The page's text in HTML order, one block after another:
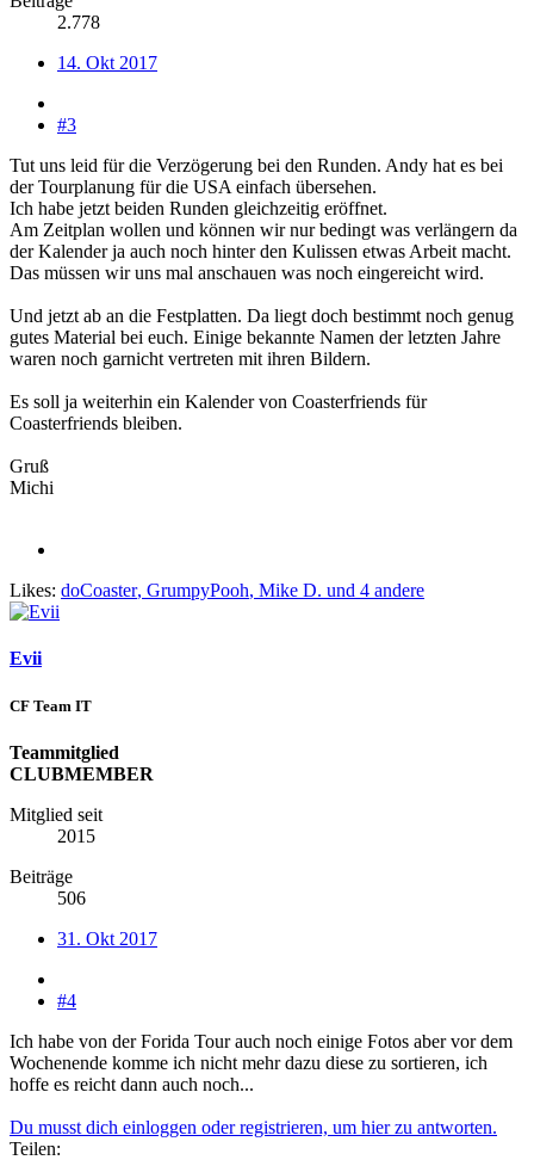
2.778
14. Okt 2017
#3
Tut uns leid für die Verzögerung bei den Runden. Andy hat es bei
der Tourplanung für die USA einfach übersehen.
Ich habe jetzt beiden Runden gleichzeitig eröffnet.
Am Zeitplan wollen und können wir nur bedingt was verlängern da
der Kalender ja auch noch hinter den Kulissen etwas Arbeit macht.
Das müssen wir uns mal anschauen was noch eingereicht wird.
Und jetzt ab an die Festplatten. Da liegt doch bestimmt noch genug
gutes Material bei euch. Einige bekannte Namen der letzten Jahre
waren noch garnicht vertreten mit ihren Bildern.
Es soll ja weiterhin ein Kalender von Coasterfriends für
Coasterfriends bleiben.
Gruß
Michi
Likes: doCoaster, GrumpyPooh, Mike D. und 4 andere
Evii
CF Team IT
Teammitglied
CLUBMEMBER
Mitglied seit
2015
Beiträge
506
31. Okt 2017
#4
Ich habe von der Forida Tour auch noch einige Fotos aber vor dem
Wochenende komme ich nicht mehr dazu diese zu sortieren, ich
hoffe es reicht dann auch noch...
Du musst dich einloggen oder registrieren, um hier zu antworten.
Teilen: